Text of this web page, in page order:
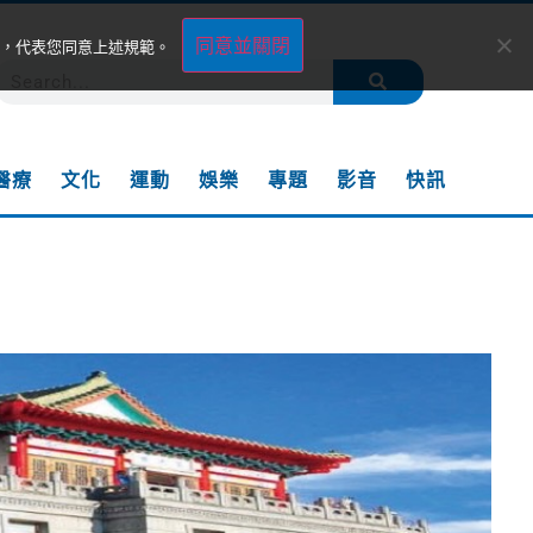
療 文化 運動 娛樂 專題 影音 快訊
代表您同意上述規範。 同意並關閉